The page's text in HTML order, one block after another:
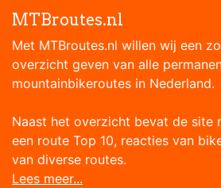
MTBroutes.nl
Met MTBroutes.nl willen wij een
overzicht geven van alle
mountainbikeroutes in Nederland.
Naast het overzicht bevat de site
een route Top 10, reacties van
van diverse routes.
Lees meer...